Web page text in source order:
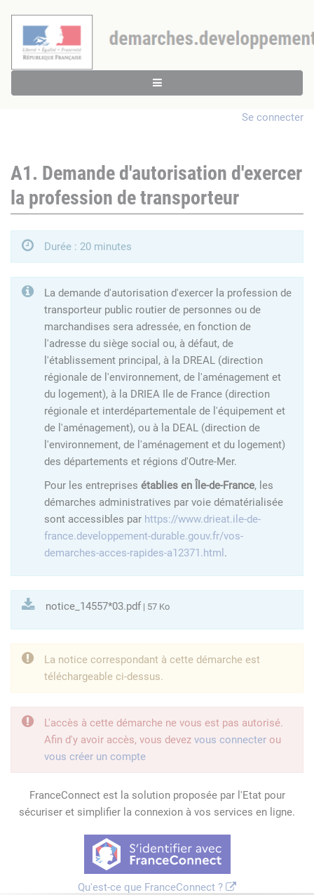
Se connecter
A1. Demande d'autorisation d'exercer
la profession de transporteur
Durée : 20 minutes
La demande d'autorisation d'exercer la profession de
transporteur public routier de personnes ou de
marchandises sera adressée, en fonction de
l'adresse du siège social ou, à défaut, de
l'établissement principal, à la DREAL (direction
régionale de l'environnement, de l'aménagement et
du logement), à la DRIEA Ile de France (direction
régionale et interdépartementale de l'équipement et
de l'aménagement), ou à la DEAL (direction de
l'environnement, de l'aménagement et du logement)
des départements et régions d'Outre-Mer.
Pour les entreprises établies en Île-de-France, les
démarches administratives par voie dématérialisée
sont accessibles par https://www.drieat.ile-de-
france.developpement-durable.gouv.fr/vos-
demarches-acces-rapides-a12371.html .
notice_14557*03.pdf | 57 Ko
La notice correspondant à cette démarche est
téléchargeable ci-dessus.
L'accès à cette démarche ne vous est pas autorisé.
Afin d'y avoir accès, vous devez vous connecter ou
vous créer un compte
FranceConnect est la solution proposée par l'Etat pour
sécuriser et simplifier la connexion à vos services en ligne.
Qu'est-ce que FranceConnect ?